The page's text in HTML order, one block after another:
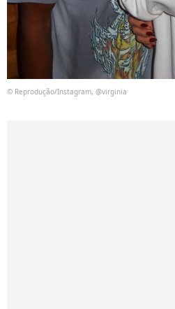
© Reprodução/Instagram, @virginia